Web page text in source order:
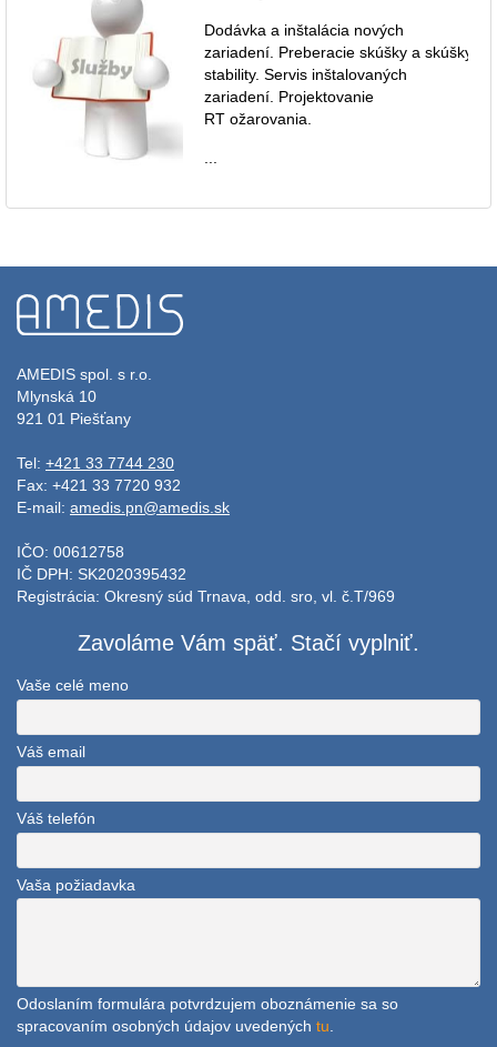
Dodávka a inštalácia nových
zariadení. Preberacie skúšky a skúšky
stability. Servis inštalovaných
zariadení. Projektovanie
RT ožarovania.
AMEDIS spol. s r.o.
Mlynská 10
921 01 Piešťany
Tel: +421 33 7744 230
Fax: +421 33 7720 932
E-mail: amedis.pn@amedis.sk
IČO: 00612758
IČ DPH: SK2020395432
Registrácia: Okresný súd Trnava, odd. sro, vl. č.T/969
Zavoláme Vám späť. Stačí vyplniť.
Vaše celé meno
Váš email
Váš telefón
Vaša požiadavka
Odoslaním formulára potvrdzujem oboznámenie sa so
spracovaním osobných údajov uvedených tu